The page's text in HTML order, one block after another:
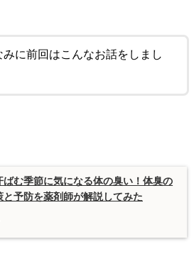
みに前回はこんなお話をしまし
ばむ季節に気になる体の臭い！体臭の
と予防を薬剤師が解説してみた